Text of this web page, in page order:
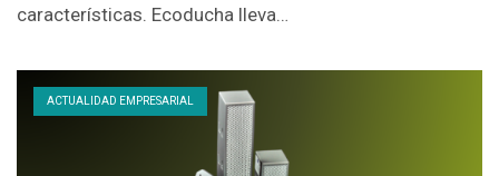
características. Ecoducha lleva…
ACTUALIDAD EMPRESARIAL